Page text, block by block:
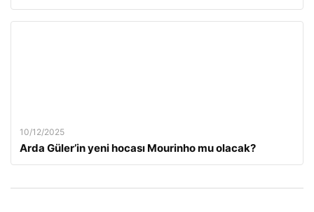
10/12/2025
Arda Güler’in yeni hocası Mourinho mu olacak?